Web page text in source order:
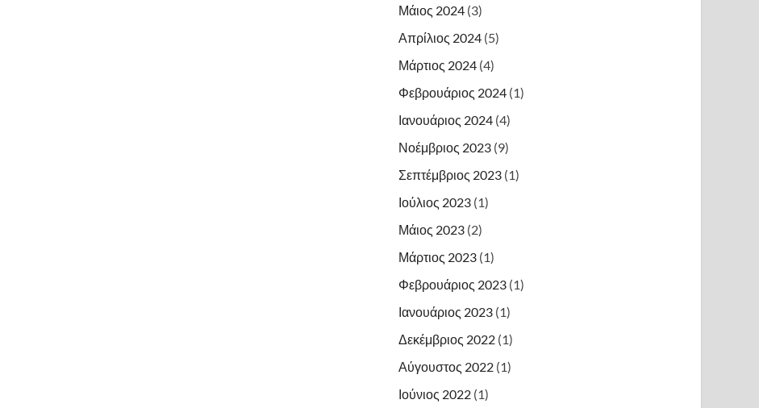
Μάιος 2024 (3)
Απρίλιος 2024 (5)
Μάρτιος 2024 (4)
Φεβρουάριος 2024 (1)
Ιανουάριος 2024 (4)
Νοέμβριος 2023 (9)
Σεπτέμβριος 2023 (1)
Ιούλιος 2023 (1)
Μάιος 2023 (2)
Μάρτιος 2023 (1)
Φεβρουάριος 2023 (1)
Ιανουάριος 2023 (1)
Δεκέμβριος 2022 (1)
Αύγουστος 2022 (1)
Ιούνιος 2022 (1)